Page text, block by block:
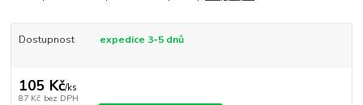
Dostupnost expedice 3-5 dnů
105 Kč/ks
87 Kč bez DPH